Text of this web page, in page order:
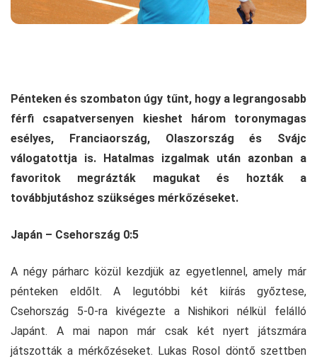
Pénteken és szombaton úgy tűnt, hogy a legrangosabb
férfi csapatversenyen kieshet három toronymagas
esélyes, Franciaország, Olaszország és Svájc
válogatottja is. Hatalmas izgalmak után azonban a
favoritok megrázták magukat és hozták a
továbbjutáshoz szükséges mérkőzéseket.
Japán – Csehország 0:5
A négy párharc közül kezdjük az egyetlennel, amely már
pénteken eldőlt. A legutóbbi két kiírás győztese,
Csehország 5-0-ra kivégezte a Nishikori nélkül felálló
Japánt. A mai napon már csak két nyert játszmára
játszották a mérkőzéseket. Lukas Rosol döntő szettben